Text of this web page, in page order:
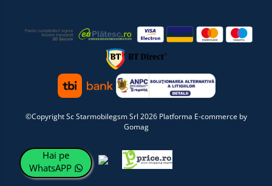
©Copyright Sc Starmobilegsm Srl 2026 Platforma E-commerce by
Gomag
Hai pe
WhatsAPP